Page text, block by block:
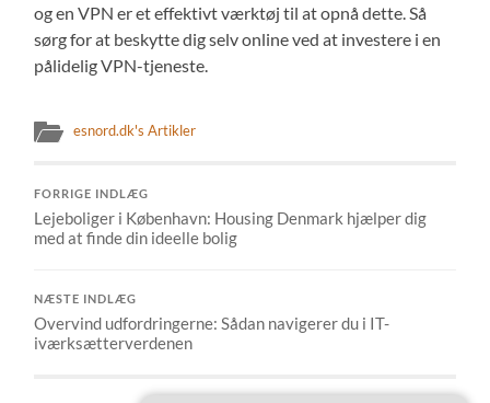
og en VPN er et effektivt værktøj til at opnå dette. Så
sørg for at beskytte dig selv online ved at investere i en
pålidelig VPN-tjeneste.
esnord.dk's Artikler
FORRIGE INDLÆG
Lejeboliger i København: Housing Denmark hjælper dig
med at finde din ideelle bolig
NÆSTE INDLÆG
Overvind udfordringerne: Sådan navigerer du i IT-
iværksætterverdenen